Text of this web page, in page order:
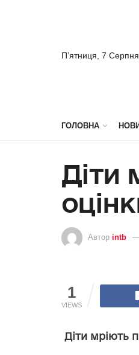
П’ятниця, 7 Серпня
ГОЛОВНА
Діти
Автор intb
1
VIEWS
Діти мріють